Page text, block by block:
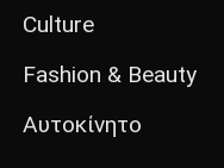
Culture
Fashion & Beauty
Αυτοκίνητο